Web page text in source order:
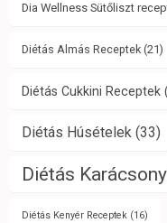
Dia Wellness Sütőliszt
Diétás Almás Receptek (21)
Diétás Cukkini Receptek
Diétás Húsételek (33)
Diétás
Diétás Kenyér Receptek (16)